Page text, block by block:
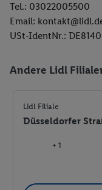
Tel.: 03022005500
Email:
USt-IdentNr.:
Andere Lidl
Lidl Filiale
Düsseldorfer
+ 1